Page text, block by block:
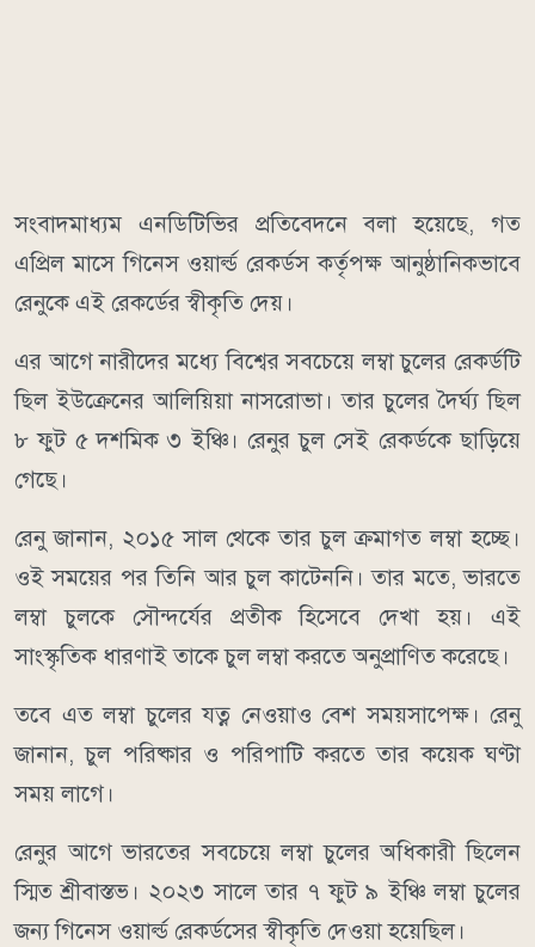
সংবাদমাধ্যম এনডিটিভির প্রতিবেদনে বলা হয়েছে, গত
এপ্রিল মাসে গিনেস ওয়ার্ল্ড রেকর্ডস কর্তৃপক্ষ আনুষ্ঠানিকভাবে
রেনুকে এই রেকর্ডের স্বীকৃতি দেয়।
এর আগে নারীদের মধ্যে বিশ্বের সবচেয়ে লম্বা চুলের রেকর্ডটি
ছিল ইউক্রেনের আলিয়িয়া নাসরোভা। তার চুলের দৈর্ঘ্য ছিল
৮ ফুট ৫ দশমিক ৩ ইঞ্চি। রেনুর চুল সেই রেকর্ডকে ছাড়িয়ে
গেছে।
রেনু জানান, ২০১৫ সাল থেকে তার চুল ক্রমাগত লম্বা হচ্ছে।
ওই সময়ের পর তিনি আর চুল কাটেননি। তার মতে, ভারতে
লম্বা চুলকে সৌন্দর্যের প্রতীক হিসেবে দেখা হয়। এই
সাংস্কৃতিক ধারণাই তাকে চুল লম্বা করতে অনুপ্রাণিত করেছে।
তবে এত লম্বা চুলের যত্ন নেওয়াও বেশ সময়সাপেক্ষ। রেনু
জানান, চুল পরিষ্কার ও পরিপাটি করতে তার কয়েক ঘণ্টা
সময় লাগে।
রেনুর আগে ভারতের সবচেয়ে লম্বা চুলের অধিকারী ছিলেন
স্মিত শ্রীবাস্তভ। ২০২৩ সালে তার ৭ ফুট ৯ ইঞ্চি লম্বা চুলের
জন্য গিনেস ওয়ার্ল্ড রেকর্ডসের স্বীকৃতি দেওয়া হয়েছিল।